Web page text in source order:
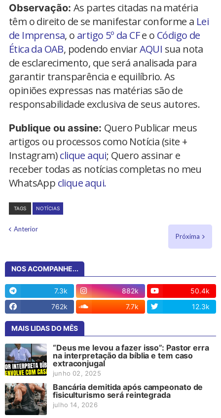
Observação: As partes citadas na matéria
têm o direito de se manifestar conforme a Lei
de Imprensa, o artigo 5º da CFe o Código de
Ética da OAB, podendo enviarAQUI sua nota
de esclarecimento, que será analisada para
garantir transparência e equilíbrio. As
opiniões expressas nas matérias são de
responsabilidade exclusiva de seus autores.
Publique ou assine: Quero Publicar meus
artigos ou processos como Notícia (site +
Instagram)clique aqui; Quero assinar e
receber todas as notícias completas no meu
WhatsApp clique aqui.
TAGS NOTÍCIAS
Anterior
Próxima
NOS ACOMPANHE...
7.3k 882k
50.4k
762k
7.7k 12.3k
MAIS LIDAS DO MÊS
“Deus me levou a fazer isso”: Pastor erra
na interpretação da bíblia e tem caso
extraconjugal
junho 02, 2025
Bancária demitida após campeonato de
fisiculturismo será reintegrada
julho 14, 2026